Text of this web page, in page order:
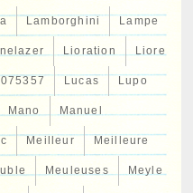
Lamborghini Lampe
Lioration Liore
Lucas Lupo
Mano Manuel
Meilleur Meilleure
Meuleuses Meyle